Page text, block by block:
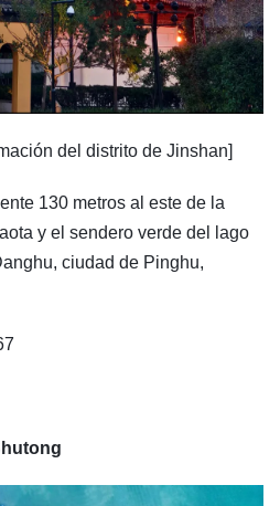
del distrito de Jinshan]
130 metros al este de la
y el sendero verde del lago
ciudad de Pinghu,